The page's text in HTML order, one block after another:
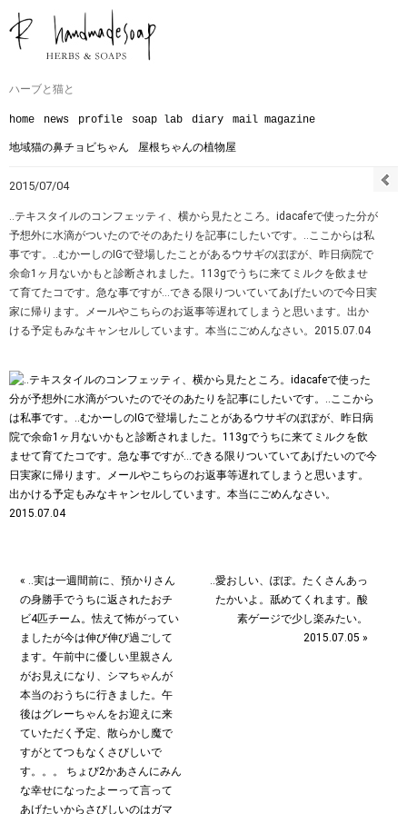
ハーブと猫と
home news profile soap lab diary mail magazine
地域猫の鼻チョビちゃん 屋根ちゃんの植物屋
2015/07/04
‥テキスタイルのコンフェッティ、横から見たところ。idacafeで使った分が
予想外に水滴がついたのでそのあたりを記事にしたいです。‥ここからは私
事です。‥むかーしのIGで登場したことがあるウサギのぽぽが、昨日病院で
余命1ヶ月ないかもと診断されました。113gでうちに来てミルクを飲ませ
て育てたコです。急な事ですが…できる限りついていてあげたいので今日実
家に帰ります。メールやこちらのお返事等遅れてしまうと思います。出か
ける予定もみなキャンセルしています。本当にごめんなさい。2015.07.04
« ‥実は一週間前に、預かりさん
の身勝手でうちに返されたおチ
ビ4匹チーム。怯えて怖がってい
ましたが今は伸び伸び過ごして
ます。午前中に優しい里親さん
がお見えになり、シマちゃんが
本当のおうちに行きました。午
後はグレーちゃんをお迎えに来
ていただく予定、散らかし魔で
すがとてつもなくさびしいで
す。。。 ちょび2かあさんにみん
な幸せになったよーって言って
あげたいからさびしいのはガマ
‥愛おしい、ぽぽ。たくさんあっ
たかいよ。舐めてくれます。酸
素ゲージで少し楽みたい。
2015.07.05 »